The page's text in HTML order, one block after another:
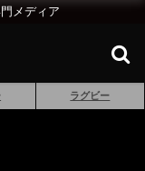
メディア
ラグビー